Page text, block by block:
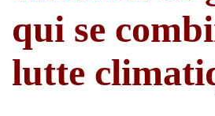
qui se
lutte